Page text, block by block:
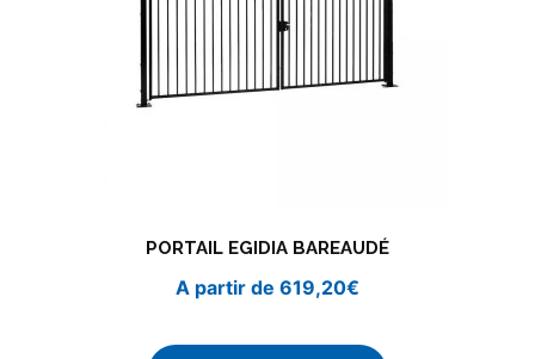
PORTAIL EGIDIA BAREAUDÉ
A partir de 619,20€